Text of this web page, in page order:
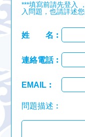
***填寫前請先登入
入問題，也請詳述
姓 名︰
連絡電話︰
EMAIL︰
問題描述︰